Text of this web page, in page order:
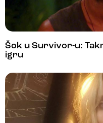
Šok u Survivor-u:
igru